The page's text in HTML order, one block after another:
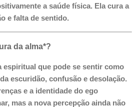
a saúde física. Ela cura a
e falta de sentido.
da alma*?
espiritual que pode se sentir como
escuridão, confusão e desolação.
e a identidade do ego
mas a nova percepção ainda não